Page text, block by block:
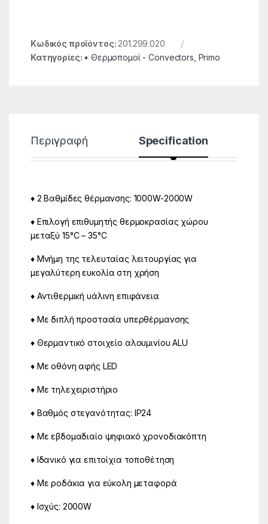
Κωδικός προϊόντος: 201.299.020
Κατηγορίες: • Θερμοπομοί - Convectors Primo
Περιγραφή Specification
♦ 2 Βαθμίδες θέρμανσης: 1000W-2000W
♦ Επιλογή επιθυμητής θερμοκρασίας χώρου
μεταξύ 15°C – 35°C
♦ Μνήμη της τελευταίας λειτουργίας για
μεγαλύτερη ευκολία στη χρήση
♦ Αντιθερμική υάλινη επιφάνεια
♦ Με διπλή προστασία υπερθέρμανσης
♦ Θερμαντικό στοιχείο αλουμινίου ALU
♦ Με οθόνη αφής LED
♦ Με τηλεχειριστήριο
♦ Βαθμός στεγανότητας: IP24
♦ Με εβδομαδιαίο ψηφιακό χρονοδιακόπτη
♦ Ιδανικό για επιτοίχια τοποθέτηση
♦ Με ροδάκια για εύκολη μεταφορά
♦ Ισχύς: 2000W